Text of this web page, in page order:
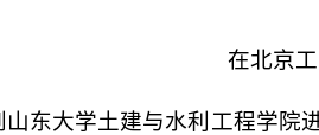
在北京
东大学土建与水利工程学